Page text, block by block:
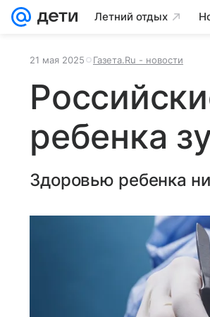
Летний отдых
21 мая 2025 Газета.Ru - новости
ребенка
Здоровью ребенка